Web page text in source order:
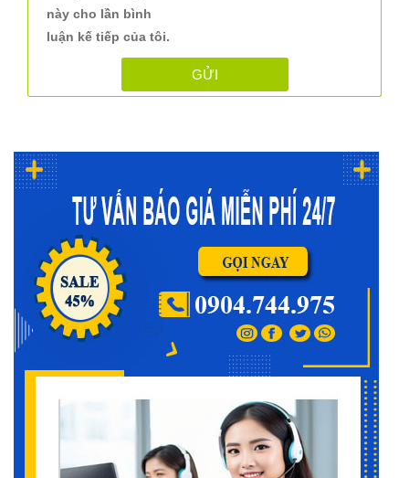
này cho lần bình
luận kế tiếp của tôi.